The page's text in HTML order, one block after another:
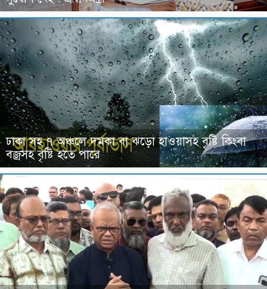
ঢাকা সহ ৭ অঞ্চলে দমকা বা ঝড়ো হাওয়াসহ বৃষ্টি কিংবা
বজ্রসহ বৃষ্টি হতে পারে